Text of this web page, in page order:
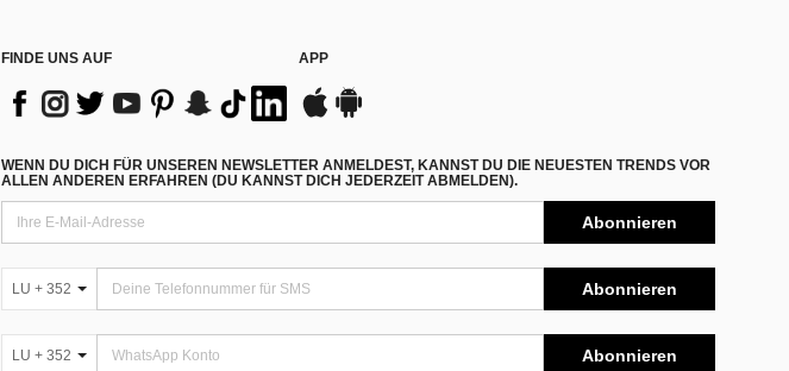
FINDE UNS AUF APP
WENN DU DICH FÜR UNSEREN NEWSLETTER ANMELDEST, KANNST DU DIE NEUESTEN TRENDS VOR
ALLEN ANDEREN ERFAHREN (DU KANNST DICH JEDERZEIT ABMELDEN).
Abonnieren
LU + 352 Abonnieren
LU + 352 Abonnieren